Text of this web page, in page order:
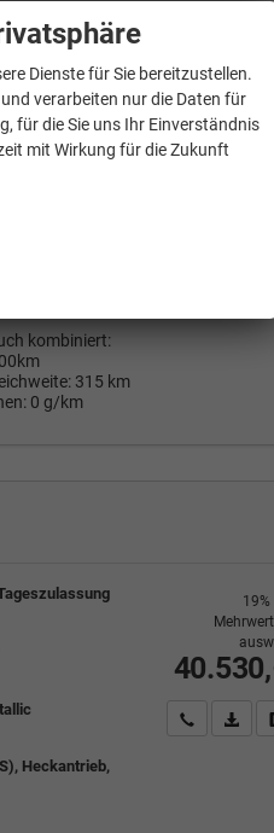
Heckantrieb,
kombiniert:
315 km
0 g/km
19%
Heckantrieb,
19%
Wir rufen
Dienste für Sie bereitzustellen.
verarbeiten nur die Daten für
für die Sie uns Ihr Einverständnis
mit Wirkung für die Zukunft